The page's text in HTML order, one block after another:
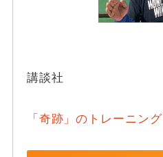
講談社
「奇跡」のトレーニング